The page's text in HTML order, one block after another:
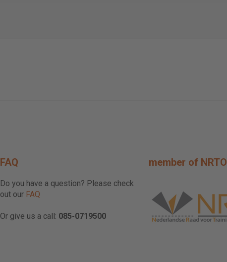
FAQ
Do you have a question? Please check
out our FAQ
Or give us a call: 085-0719500
member of NRTO